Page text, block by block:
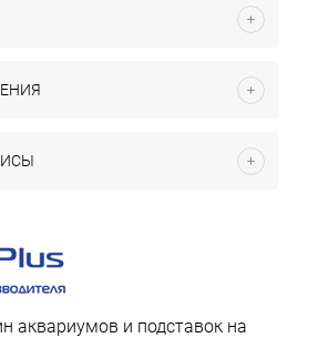
аквариумов и подставок на